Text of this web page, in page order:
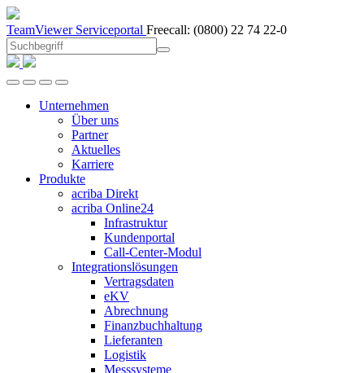
TeamViewer Serviceportal Freecall: (0800) 22 74 22-0
Unternehmen
Über uns
Partner
Aktuelles
Karriere
Produkte
acriba Direkt
acriba Online24
Infrastruktur
Kundenportal
Call-Center-Modul
Integrationslösungen
Vertragsdaten
eKV
Abrechnung
Finanzbuchhaltung
Lieferanten
Logistik
Messsysteme